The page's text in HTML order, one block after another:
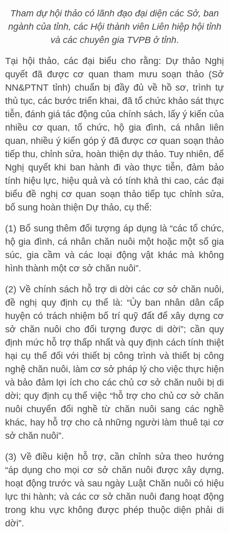
Tham dự hội thảo có lãnh đạo đại diện các Sở, ban
ngành của tỉnh, các Hội thành viên Liên hiệp hội tỉnh
và các chuyên gia TVPB ở tỉnh.
Tại hội thảo, các đại biểu cho rằng: Dự thảo Nghị
quyết đã được cơ quan tham mưu soạn thảo (Sở
NN&PTNT tỉnh) chuẩn bị đầy đủ về hồ sơ, trình tự
thủ tục, các bước triển khai, đã tổ chức khảo sát thực
tiễn, đánh giá tác động của chính sách, lấy ý kiến của
nhiều cơ quan, tổ chức, hộ gia đình, cá nhân liên
quan, nhiều ý kiến góp ý đã được cơ quan soạn thảo
tiếp thu, chỉnh sửa, hoàn thiện dự thảo. Tuy nhiên, để
Nghị quyết khi ban hành đi vào thực tiễn, đảm bảo
tính hiệu lực, hiệu quả và có tính khả thi cao, các đại
biểu đề nghị cơ quan soạn thảo tiếp tục chỉnh sửa,
bổ sung hoàn thiện Dự thảo, cụ thể:
(1) Bổ sung thêm đối tượng áp dụng là “các tổ chức,
hộ gia đình, cá nhân chăn nuôi một hoặc một số gia
súc, gia cầm và các loại động vật khác mà không
hình thành một cơ sở chăn nuôi”.
(2) Về chính sách hỗ trợ di dời các cơ sở chăn nuôi,
đề nghị quy định cụ thể là: “Ủy ban nhân dân cấp
huyện có trách nhiệm bố trí quỹ đất để xây dựng cơ
sở chăn nuôi cho đối tượng được di dời”; cần quy
định mức hỗ trợ thấp nhất và quy định cách tính thiệt
hại cụ thể đối với thiết bị công trình và thiết bị công
nghệ chăn nuôi, làm cơ sở pháp lý cho việc thực hiện
và bảo đảm lợi ích cho các chủ cơ sở chăn nuôi bị di
dời; quy định cụ thể việc “hỗ trợ cho chủ cơ sở chăn
nuôi chuyển đổi nghề từ chăn nuôi sang các nghề
khác, hay hỗ trợ cho cả những người làm thuê tại cơ
sở chăn nuôi”.
(3) Về điều kiện hỗ trợ, cần chỉnh sửa theo hướng
“áp dụng cho mọi cơ sở chăn nuôi được xây dựng,
hoạt động trước và sau ngày Luật Chăn nuôi có hiệu
lực thi hành; và các cơ sở chăn nuôi đang hoạt động
trong khu vực không được phép thuộc diện phải di
dời”.